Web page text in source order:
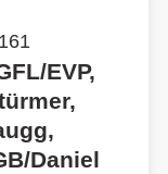
EVP,
Daniel